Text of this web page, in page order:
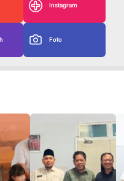
Instagram
Foto